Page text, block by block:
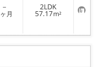
－
ヶ月
2LDK
57.17m² お
気
に
入
登